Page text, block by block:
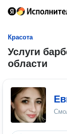
Красота
Услуги
области